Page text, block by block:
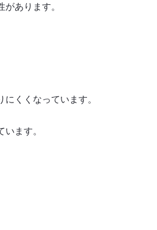
あります。
くくなっています。
ます。